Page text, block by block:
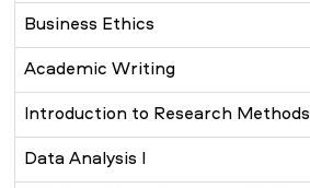
Business Ethics
Academic Writing
Introduction to Research Methods
Data Analysis I